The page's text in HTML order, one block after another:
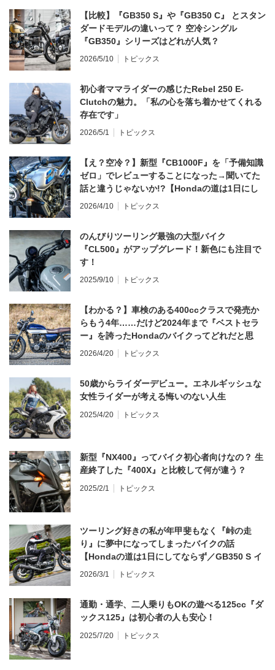
【比較】『GB350 S』や『GB350 C』 とスタン
ダードモデルの違いって？ 空冷シングル
『GB350』シリーズはどれが人気？
2026/5/10 トピックス
初心者ママライダーの感じたRebel 250 E-
Clutchの魅力。「私の心を落ち着かせてくれる
存在です」
2026/5/1 トピックス
【え？空冷？】新型『CB1000F』を「予備知識
ゼロ」でレビューすることになった→聞いてた
話と違うじゃないか!?【Hondaの道は1日にし
てならず／CB1000F ①第一印象 編】
2026/4/10 トピックス
のんびりツーリング最強の大型バイク
『CL500』がアップグレード！新色にも注目で
す！
2025/9/10 トピックス
【わかる？】車検のある400ccクラスで発売か
らもう4年……だけど2024年まで『ベストセラ
ー』を誇ったHondaのバイクってどれだと思
う？
2026/4/20 トピックス
50歳からライダーデビュー。エネルギッシュな
女性ライダーが考える悔いのない人生
2025/4/20 トピックス
新型『NX400』ってバイク初心者向けなの？ 生
産終了した『400X』と比較して何が違う？
2025/2/1 トピックス
ツーリング好きの私が年甲斐もなく『峠の走
り』に夢中になってしまったバイクの話
【Hondaの道は1日にしてならず／GB350 S イ
ンプレ・レビュー 前編】
2026/3/1 トピックス
通勤・通学、二人乗りもOKの遊べる125cc『ダ
ックス125』は初心者の人も安心！
2025/7/20 トピックス